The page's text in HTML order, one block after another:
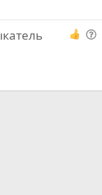
В
о